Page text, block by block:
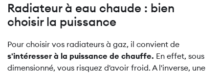
Radiateur à eau chaude : bien
choisir la puissance
Pour choisir vos radiateurs à gaz, il convient de
s'intéresser à la puissance de chauffe. En effet, sous
dimensionné, vous risquez d'avoir froid. A l'inverse, une